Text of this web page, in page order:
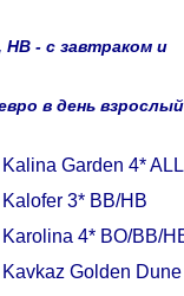
- с завтраком и
в день взрослый
Kalina Garden 4* ALL
Kalofer 3* BB/HB
Karolina 4* BO/BB/
Kavkaz Golden